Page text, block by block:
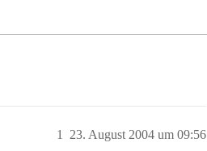
23. August 2004 um 09:56
1